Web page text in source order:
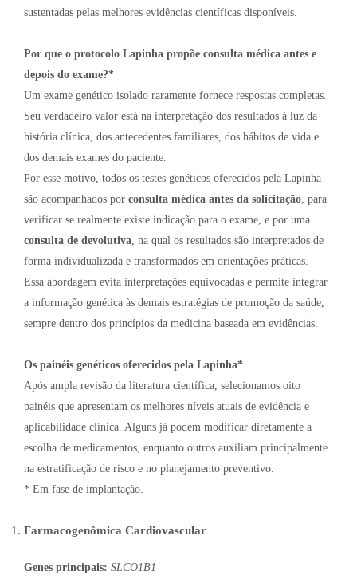
sustentadas pelas melhores evidências científicas disponíveis.
Por que o protocolo Lapinha propõe consulta médica antes e
depois do exame?*
Um exame genético isolado raramente fornece respostas completas.
Seu verdadeiro valor está na interpretação dos resultados à luz da
história clínica, dos antecedentes familiares, dos hábitos de vida e
dos demais exames do paciente.
Por esse motivo, todos os testes genéticos oferecidos pela Lapinha
são acompanhados por consulta médica antes da solicitação , para
verificar se realmente existe indicação para o exame, e por uma
consulta de devolutiva , na qual os resultados são interpretados de
forma individualizada e transformados em orientações práticas.
Essa abordagem evita interpretações equivocadas e permite integrar
a informação genética às demais estratégias de promoção da saúde,
sempre dentro dos princípios da medicina baseada em evidências.
Os painéis genéticos oferecidos pela Lapinha*
Após ampla revisão da literatura científica, selecionamos oito
painéis que apresentam os melhores níveis atuais de evidência e
aplicabilidade clínica. Alguns já podem modificar diretamente a
escolha de medicamentos, enquanto outros auxiliam principalmente
na estratificação de risco e no planejamento preventivo.
* Em fase de implantação.
Farmacogenômica Cardiovascular
Genes principais: SLCO1B1